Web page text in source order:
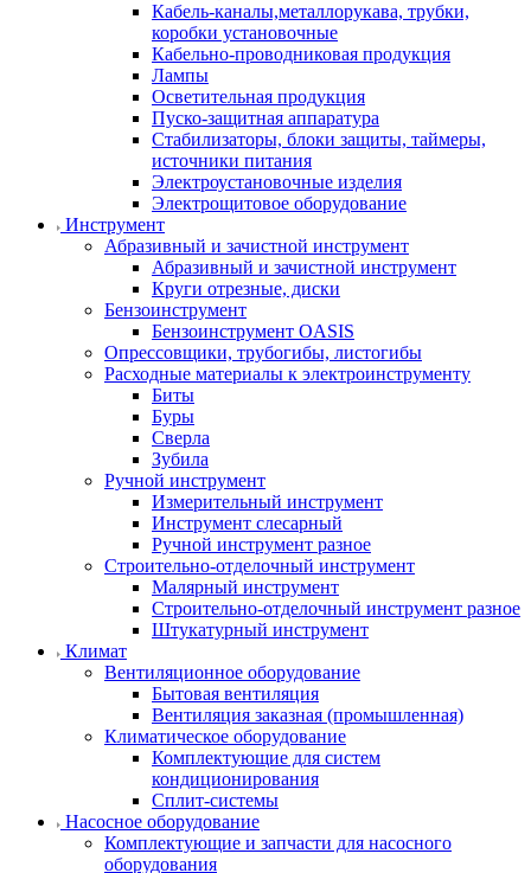
Кабель-каналы,металлорукава, трубки,
коробки установочные
Кабельно-проводниковая продукция
Лампы
Осветительная продукция
Пуско-защитная аппаратура
Стабилизаторы, блоки защиты, таймеры,
источники питания
Электроустановочные изделия
Электрощитовое оборудование
Инструмент
Абразивный и зачистной инструмент
Абразивный и зачистной инструмент
Круги отрезные, диски
Бензоинструмент
Бензоинструмент OASIS
Опрессовщики, трубогибы, листогибы
Расходные материалы к электроинструменту
Биты
Буры
Сверла
Зубила
Ручной инструмент
Измерительный инструмент
Инструмент слесарный
Ручной инструмент разное
Строительно-отделочный инструмент
Малярный инструмент
Строительно-отделочный инструмент разное
Штукатурный инструмент
Климат
Вентиляционное оборудование
Бытовая вентиляция
Вентиляция заказная (промышленная)
Климатическое оборудование
Комплектующие для систем
кондиционирования
Сплит-системы
Насосное оборудование
Комплектующие и запчасти для насосного
оборудования